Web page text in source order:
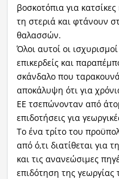
βοσκοτόπια για
τη στεριά και φτάνουν
θαλασσών.
Όλοι αυτοί οι
επικερδείς και
σκάνδαλο που
αποκάλυψη ότι για
ΕΕ τσεπώνονταν από
επιδοτήσεις για
Το ένα τρίτο του
από ό,τι διατίθεται για
και τις ανανεώσιμες
επιδότηση της